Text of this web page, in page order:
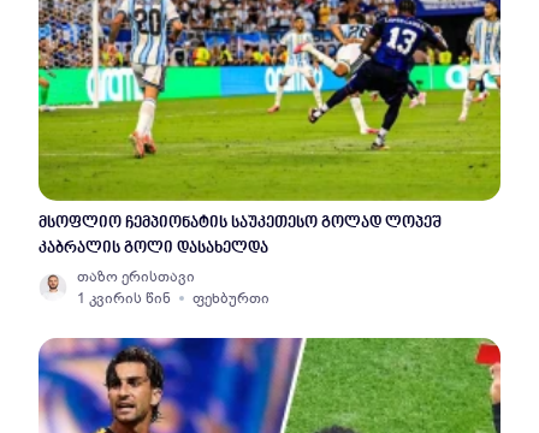
მსოფლიო ჩემპიონატის საუკეთესო გოლად ლოპეშ
კაბრალის გოლი დასახელდა
თაზო ერისთავი
1 კვირის წინ
ფეხბურთი